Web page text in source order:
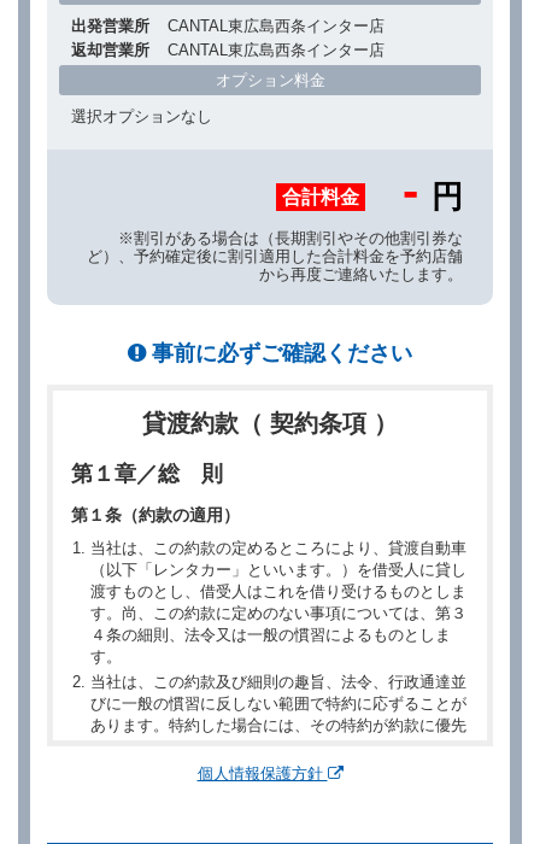
出発営業所
CANTAL東広島西条インター店
返却営業所
CANTAL東広島西条インター店
オプション料金
選択オプションなし
合計料金 - 円
※割引がある場合は（長期割引やその他割引券な
ど）、予約確定後に割引適用した合計料金を予約店舗
から再度ご連絡いたします。
事前に必ずご確認ください
貸渡約款（ 契約条項 ）
第１章／総 則
第１条（約款の適用）
当社は、この約款の定めるところにより、貸渡自動車
（以下「レンタカー」といいます。）を借受人に貸し
渡すものとし、借受人はこれを借り受けるものとしま
す。尚、この約款に定めのない事項については、第３
４条の細則、法令又は一般の慣習によるものとしま
す。
当社は、この約款及び細則の趣旨、法令、行政通達並
びに一般の慣習に反しない範囲で特約に応ずることが
あります。特約した場合には、その特約が約款に優先
個人情報保護方針